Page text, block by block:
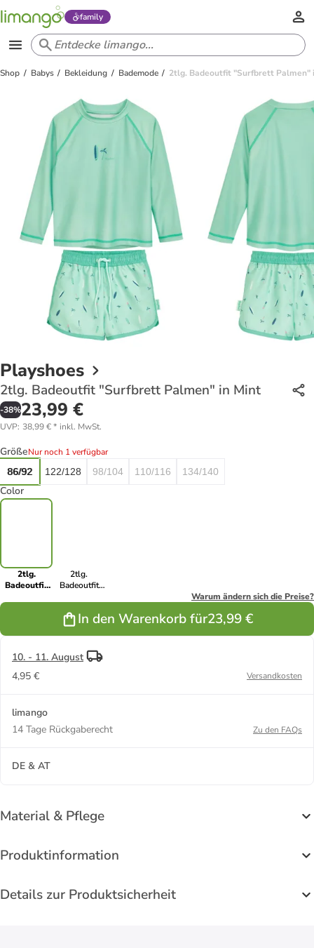
family
Shop Babys Bekleidung Bademode 2tlg. Badeoutfit "Surfbrett Palmen"
Playshoes
2tlg. Badeoutfit "Surfbrett Palmen" in Mint
-38%23,99 €
UVP: 38,99 €* inkl. MwSt.
GrößeNur noch 1 verfügbar
86/92
122/128 98/104 110/116 134/140
Color
2tlg.
Badeoutfit
2tlg.
Badeoutfit
Orange
Warum ändern sich die Preise?
In den Warenkorb für23,99 €
10. - 11. August
4,95 €
Versandkosten
limango
14 Tage Rückgaberecht
Zu den FAQs
DE & AT
Material & Pflege
Produktinformation
Details zur Produktsicherheit